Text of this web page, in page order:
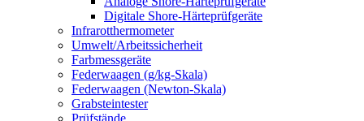
Digitale Shore-Härteprüfgeräte
Infrarotthermometer
Umwelt/Arbeitssicherheit
Farbmessgeräte
Federwaagen (g/kg-Skala)
Federwaagen (Newton-Skala)
Grabsteintester
Prüfstände